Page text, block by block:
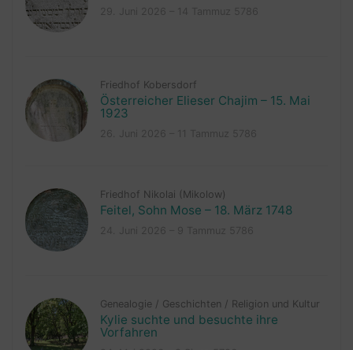
Friedhof Kobersdorf
Österreicher Elieser Chajim – 15. Mai
1923
Friedhof Nikolai (Mikolow)
Feitel, Sohn Mose – 18. März 1748
Genealogie / Geschichten / Religion und Kultur
Kylie suchte und besuchte ihre
Vorfahren